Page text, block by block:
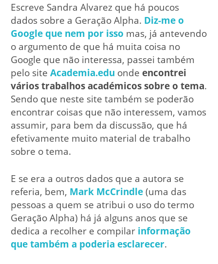
Escreve Sandra Alvarez que há poucos
dados sobre a Geração Alpha. Diz-me o
Google que nem por isso mas, já antevendo
o argumento de que há muita coisa no
Google que não interessa, passei também
pelo siteAcademia.edu onde encontrei
vários trabalhos académicos sobre o tema.
Sendo que neste site também se poderão
encontrar coisas que não interessem, vamos
assumir, para bem da discussão, que há
efetivamente muito material de trabalho
sobre o tema.
E se era a outros dados que a autora se
referia, bem, Mark McCrindle(uma das
pessoas a quem se atribui o uso do termo
Geração Alpha) há já alguns anos que se
dedica a recolher e compilar informação
que também a poderia esclarecer.